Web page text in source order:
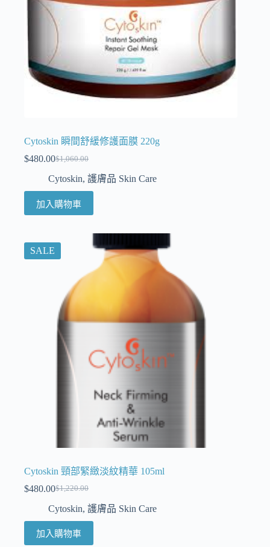
Cytoskin 瞬間舒緩修護面膜 220g
$1,060.00
$480.00
Cytoskin, 護膚品 Skin Care
加入購物車
SALE
Cytoskin 頸部緊緻淡紋精華 105ml
$1,220.00
$480.00
Cytoskin, 護膚品 Skin Care
加入購物車